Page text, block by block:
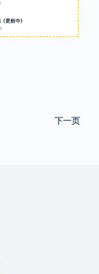
下一页